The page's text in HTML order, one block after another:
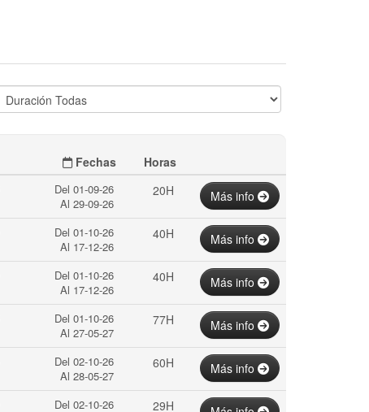
Fechas
Horas
Del 01-09-26
Al 29-09-26
20H Más info
Del 01-10-26
Al 17-12-26
40H Más info
Del 01-10-26
Al 17-12-26
40H Más info
Del 01-10-26
Al 27-05-27
77H Más info
Del 02-10-26
Al 28-05-27
60H Más info
Del 02-10-26
29H